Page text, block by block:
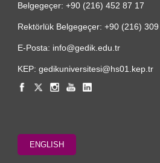
Belgegeçer: +90 (216) 452 87 17
Rektörlük Belgegeçer: +90 (216)
E-Posta: info@gedik.edu.tr
KEP: gedikuniversitesi@hs01.kep.tr
ENGLISH